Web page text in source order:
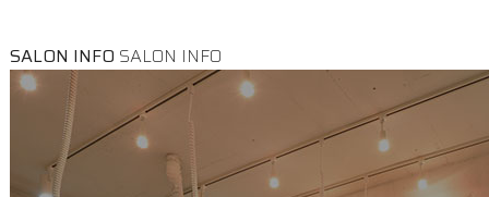
SALON INFO SALON INFO